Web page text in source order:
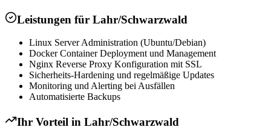
Leistungen für Lahr/Schwarzwald
Linux Server Administration (Ubuntu/Debian)
Docker Container Deployment und Management
Nginx Reverse Proxy Konfiguration mit SSL
Sicherheits-Hardening und regelmäßige Updates
Monitoring und Alerting bei Ausfällen
Automatisierte Backups
Ihr Vorteil in Lahr/Schwarzwald